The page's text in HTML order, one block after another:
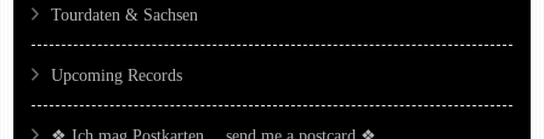
Tourdaten & Sachsen
Upcoming Records